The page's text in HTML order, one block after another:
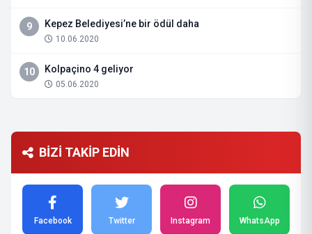
9 Kepez Belediyesi’ne bir ödül daha
10.06.2020
10 Kolpaçino 4 geliyor
05.06.2020
BİZİ TAKİP EDİN
Facebook Twitter Instagram WhatsApp